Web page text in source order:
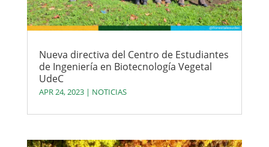
Nueva directiva del Centro de Estudiantes
de Ingeniería en Biotecnología Vegetal
UdeC
APR 24, 2023| NOTICIAS